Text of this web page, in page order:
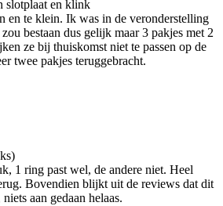
slotplaat en klink
en te klein. Ik was in de veronderstelling
bestaan dus gelijk maar 3 pakjes met 2
ze bij thuiskomst niet te passen op de
twee pakjes teruggebracht.
1 ring past wel, de andere niet. Heel
Bovendien blijkt uit de reviews dat dit
aan gedaan helaas.